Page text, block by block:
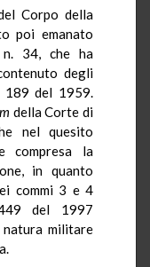
Corpo della
poi emanato
n. 34, che ha
degli
del 1959.
della Corte di
nel quesito
compresa la
in quanto
commi 3 e 4
del 1997
militare